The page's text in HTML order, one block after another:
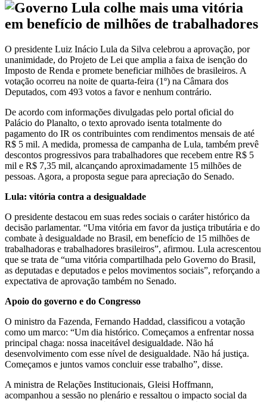
O presidente Luiz Inácio Lula da Silva celebrou a aprovação, por
unanimidade, do Projeto de Lei que amplia a faixa de isenção do
Imposto de Renda e promete beneficiar milhões de brasileiros. A
votação ocorreu na noite de quarta-feira (1º) na Câmara dos
Deputados, com 493 votos a favor e nenhum contrário.
De acordo com informações divulgadas pelo portal oficial do
Palácio do Planalto, o texto aprovado isenta totalmente do
pagamento do IR os contribuintes com rendimentos mensais de até
R$ 5 mil. A medida, promessa de campanha de Lula, também prevê
descontos progressivos para trabalhadores que recebem entre R$ 5
mil e R$ 7,35 mil, alcançando aproximadamente 15 milhões de
pessoas. Agora, a proposta segue para apreciação do Senado.
Lula: vitória contra a desigualdade
O presidente destacou em suas redes sociais o caráter histórico da
decisão parlamentar. “Uma vitória em favor da justiça tributária e do
combate à desigualdade no Brasil, em benefício de 15 milhões de
trabalhadoras e trabalhadores brasileiros”, afirmou. Lula acrescentou
que se trata de “uma vitória compartilhada pelo Governo do Brasil,
as deputadas e deputados e pelos movimentos sociais”, reforçando a
expectativa de aprovação também no Senado.
Apoio do governo e do Congresso
O ministro da Fazenda, Fernando Haddad, classificou a votação
como um marco: “Um dia histórico. Começamos a enfrentar nossa
principal chaga: nossa inaceitável desigualdade. Não há
desenvolvimento com esse nível de desigualdade. Não há justiça.
Começamos e juntos vamos concluir esse trabalho”, disse.
A ministra de Relações Institucionais, Gleisi Hoffmann,
acompanhou a sessão no plenário e ressaltou o impacto social da